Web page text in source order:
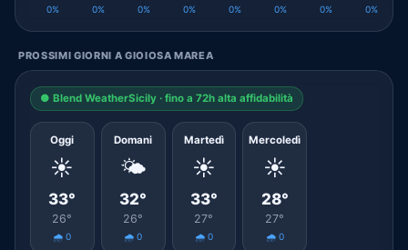
0% 0% 0% 0% 0% 0% 0% 0%
PROSSIMI GIORNI A GIOIOSA MAREA
● Blend WeatherSicily · fino a 72h alta affidabilità
Oggi
☀️
33°
26°
🌧️ 0
Domani
🌤️
32°
26°
🌧️ 0
Martedì
☀️
33°
27°
🌧️ 0
Mercoledì
☀️
28°
27°
🌧️ 0